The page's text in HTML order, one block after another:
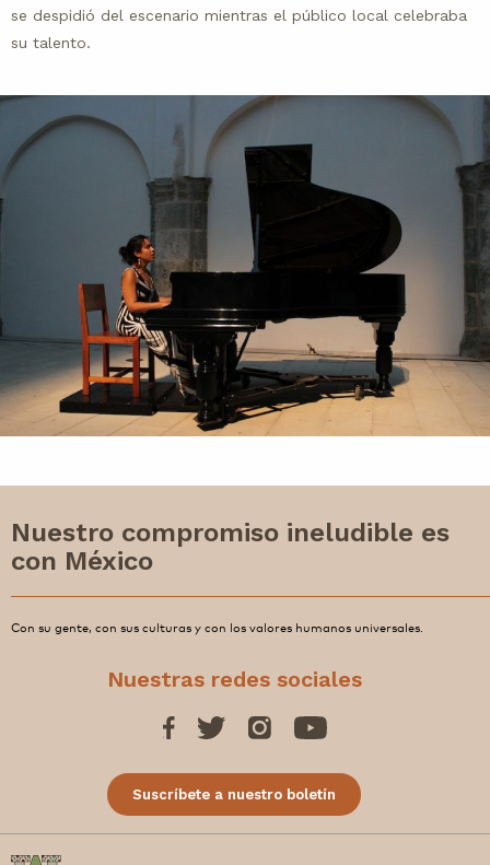
se despidió del escenario mientras el público local celebraba
su talento.
Nuestro compromiso ineludible es
con México
Con su gente, con sus culturas y con los valores humanos universales.
Nuestras redes sociales
Suscríbete a nuestro boletín